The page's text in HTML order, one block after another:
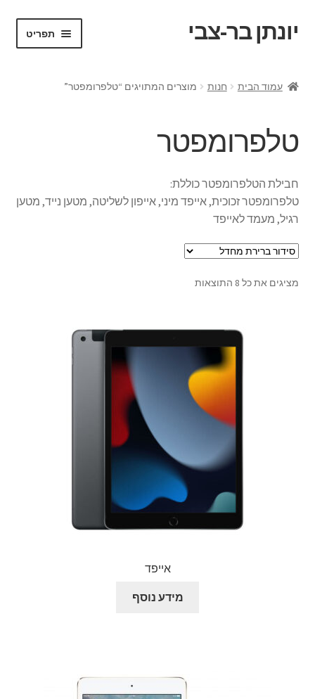
דלג
לניווט
לדלג
לתוכן
יונתן בר-צבי תפריט
Request a Quote
VR test
אודות
בלוג ומדריכים
החשבון שלי
הליכון ירוק מתקפל לצילומים להשכרה יומית
מכשיר טלפרומפטר להשכרה
עמוד הבית חנות מוצרים המתויגים “טלפרומפטר”
טלפרומפטר
חבילת הטלפרומפטר כוללת:
טלפרומפטר זכוכית, אייפד מיני, אייפון לשליטה, מטען נייד, מטען
רגיל, מעמד לאייפד
מציגים את כל ⁦8⁩ התוצאות
אייפד
מידע נוסף